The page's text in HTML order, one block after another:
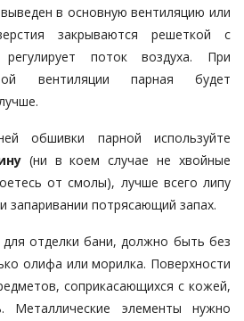
в основную вентиляцию или
закрываются решеткой с
поток воздуха. При
вентиляции парная будет
обшивки парной используйте
(ни в коем случае не хвойные
от смолы), лучше всего липу
запаривании потрясающий запах.
отделки бани, должно быть без
олифа или морилка. Поверхности
соприкасающихся с кожей,
Металлические элементы нужно